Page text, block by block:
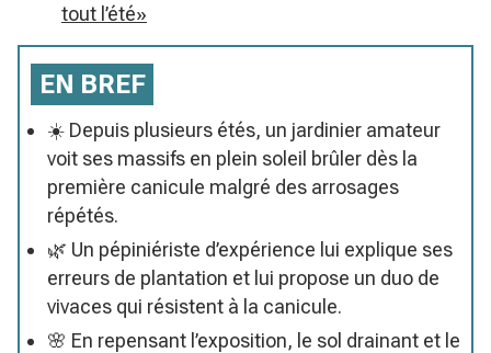
tout l’été»
EN BREF
☀️ Depuis plusieurs étés, un jardinier amateur
voit ses massifs en plein soleil brûler dès la
première canicule malgré des arrosages
répétés.
🌿 Un pépiniériste d’expérience lui explique ses
erreurs de plantation et lui propose un duo de
vivaces qui résistent à la canicule.
🌸 En repensant l’exposition, le sol drainant et le